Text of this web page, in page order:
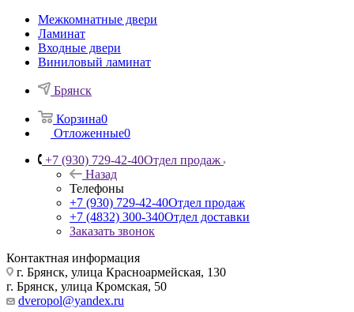
Межкомнатные двери
Ламинат
Входные двери
Виниловый ламинат
Брянск
Корзина0
Отложенные0
+7 (930) 729-42-40Отдел продаж
Назад
Телефоны
+7 (930) 729-42-40Отдел продаж
+7 (4832) 300-340Отдел доставки
Заказать звонок
Контактная информация
г. Брянск, улица Красноармейская, 130
г. Брянск, улица Кромская, 50
dveropol@yandex.ru